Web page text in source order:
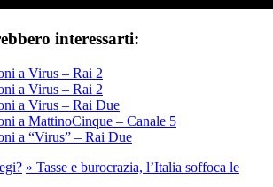
interessarti:
a Virus – Rai 2
a Virus – Rai 2
a Virus – Rai Due
a MattinoCinque – Canale 5
a “Virus” – Rai Due
» Tasse e burocrazia, l’Italia soffoca le